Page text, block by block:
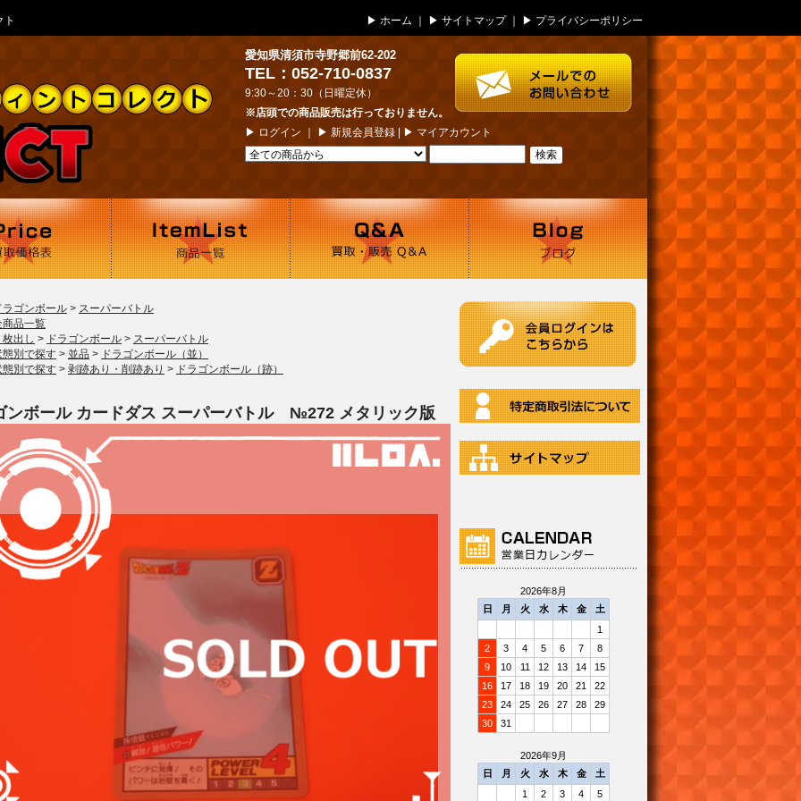
ト ▶ ホーム ｜ ▶ サイトマップ｜ ▶ プライバシーポリシー
愛知県清須市寺野郷前62-202
TEL：052-710-0837
9:30～20：30（日曜定休）
※店頭での商品販売は行っておりません。
▶ ログイン ｜ ▶ 新規会員登録 | ▶ マイアカウント
ラゴンボール > スーパーバトル
商品一覧
枚出し > ドラゴンボール > スーパーバトル
態別で探す > 並品 > ドラゴンボール（並）
態別で探す > 剥跡あり・削跡あり > ドラゴンボール（跡）
ンボール カードダス スーパーバトル №272 メタリック版
2026年8月
日
月 火 水 木 金
土
1
2
3 4 5 6 7
8
9
10 11 12 13 14
15
16
17 18 19 20 21
22
23
24 25 26 27 28
29
30
31
2026年9月
日
月 火 水 木 金
土
1
2 3 4 5